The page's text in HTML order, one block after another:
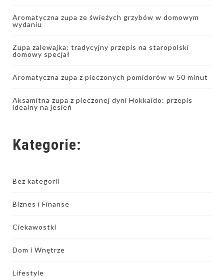
Aromatyczna zupa ze świeżych grzybów w domowym
wydaniu
Zupa zalewajka: tradycyjny przepis na staropolski
domowy specjał
Aromatyczna zupa z pieczonych pomidorów w 50 minut
Aksamitna zupa z pieczonej dyni Hokkaido: przepis
idealny na jesień
Kategorie:
Bez kategorii
Biznes i Finanse
Ciekawostki
Dom i Wnętrze
Lifestyle